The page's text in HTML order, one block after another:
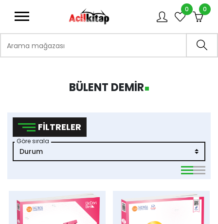
0 0
BÜLENT DEMİR
FILTRELER
Göre sırala